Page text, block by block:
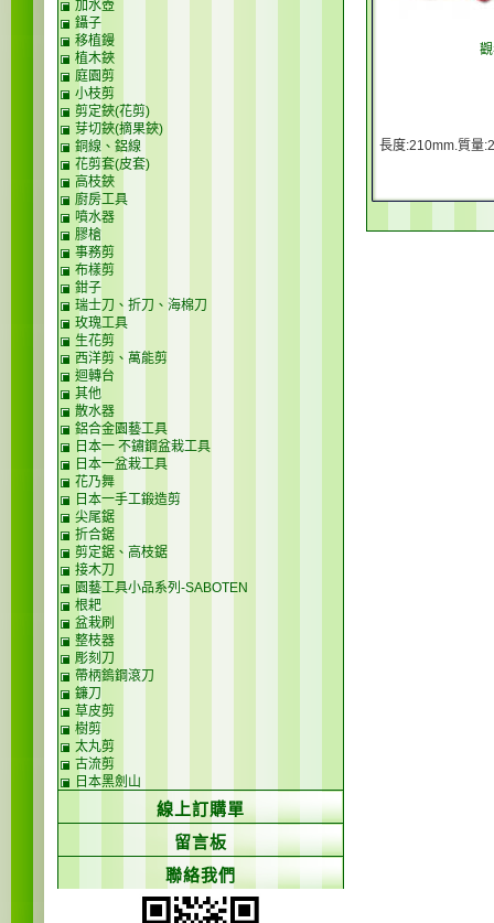
長度:210mm.質量
加水壺
鑷子
移植鏝
植木鋏
庭園剪
小枝剪
剪定鋏(花剪)
芽切鋏(摘果鋏)
銅線、鋁線
花剪套(皮套)
高枝鋏
廚房工具
噴水器
膠槍
事務剪
布樣剪
鉗子
瑞士刀、折刀、海棉刀
玫瑰工具
生花剪
西洋剪、萬能剪
迴轉台
其他
散水器
鋁合金園藝工具
日本一 不鏽鋼盆栽工具
日本一盆栽工具
花乃舞
日本一手工鍛造剪
尖尾鋸
折合鋸
剪定鋸、高枝鋸
接木刀
園藝工具小品系列-SABOTEN
根耙
盆栽刷
整枝器
彫刻刀
帶柄鎢鋼滾刀
鐮刀
草皮剪
樹剪
太丸剪
古流剪
日本黑劍山
線上訂購單
留言板
聯絡我們